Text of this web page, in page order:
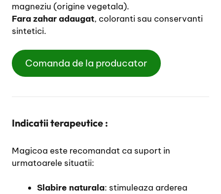
magneziu (origine vegetala).
Fara zahar adaugat, coloranti sau conservanti
sintetici.
Comanda de la producator
Indicatii terapeutice :
Magicoa este recomandat ca suport in
urmatoarele situatii:
Slabire naturala: stimuleaza arderea